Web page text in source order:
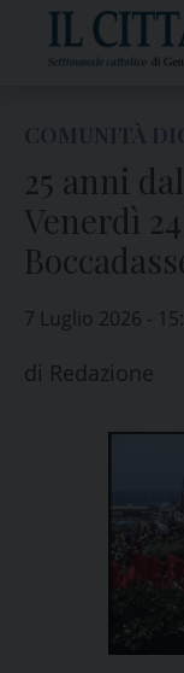
content
25 anni
Venerdì
7 Luglio 2026 -
di Redazione